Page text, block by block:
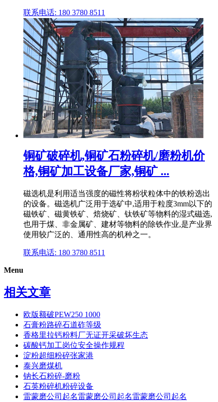
联系电话: 180 3780 8511
铜矿破碎机,铜矿石粉碎机/磨粉机价
格,铜矿加工设备厂家,铜矿 ...
磁选机是利用适当强度的磁性将粉状粒体中的铁粉选出
的设备。磁选机广泛用于选矿中,适用于粒度3mm以下的
磁铁矿、磁黄铁矿、焙烧矿、钛铁矿等物料的湿式磁选,
也用于煤、非金属矿、建材等物料的除铁作业,是产业界
使用较广泛的、通用性高的机种之一。
联系电话: 180 3780 8511
Menu
相关文章
欧版额破PEW250 1000
石膏粉路碎石道砟等级
香格里拉钙粉料厂无证开采破坏生态
碳酸钙加工岗位安全操作规程
淀粉超细粉碎张家港
泰兴磨煤机
钠长石粉碎-磨粉
石英粉碎机粉碎设备
雷蒙磨公司起名雷蒙磨公司起名雷蒙磨公司起名